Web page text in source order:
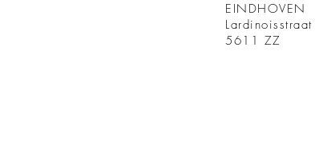
EINDHOVEN
5611 ZZ